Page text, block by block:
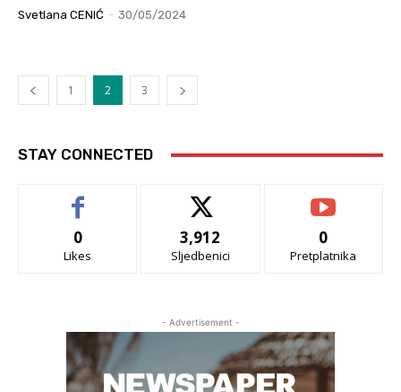
Svetlana CENIĆ - 30/05/2024
1 2 3
STAY CONNECTED
0
Likes
3,912
Sljedbenici
0
Pretplatnika
- Advertisement -